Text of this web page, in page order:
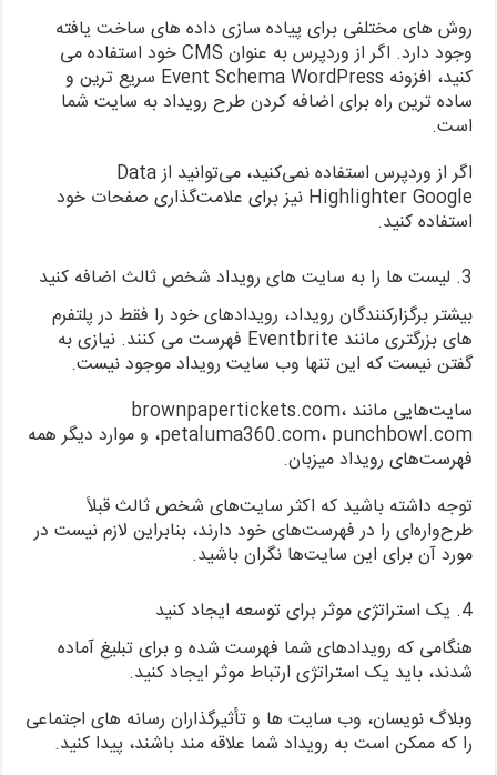
روش های مختلفی برای پیاده سازی داده های ساخت یافته
وجود دارد. اگر از وردپرس به عنوان CMS خود استفاده می
کنید، افزونه Event Schema WordPress سریع ترین و
ساده ترین راه برای اضافه کردن طرح رویداد به سایت شما
است.
اگر از وردپرس استفاده نمی‌کنید، می‌توانید از Data
Highlighter Google نیز برای علامت‌گذاری صفحات خود
استفاده کنید.
3. لیست ها را به سایت های رویداد شخص ثالث اضافه کنید
بیشتر برگزارکنندگان رویداد، رویدادهای خود را فقط در پلتفرم
های بزرگتری مانند Eventbrite فهرست می کنند. نیازی به
گفتن نیست که این تنها وب سایت رویداد موجود نیست.
سایت‌هایی مانند brownpapertickets.com،
petaluma360.com، punchbowl.com، و موارد دیگر همه
فهرست‌های رویداد میزبان.
توجه داشته باشید که اکثر سایت‌های شخص ثالث قبلاً
طرح‌واره‌ای را در فهرست‌های خود دارند، بنابراین لازم نیست در
مورد آن برای این سایت‌ها نگران باشید.
4. یک استراتژی موثر برای توسعه ایجاد کنید
هنگامی که رویدادهای شما فهرست شده و برای تبلیغ آماده
شدند، باید یک استراتژی ارتباط موثر ایجاد کنید.
وبلاگ نویسان، وب سایت ها و تأثیرگذاران رسانه های اجتماعی
را که ممکن است به رویداد شما علاقه مند باشند، پیدا کنید.